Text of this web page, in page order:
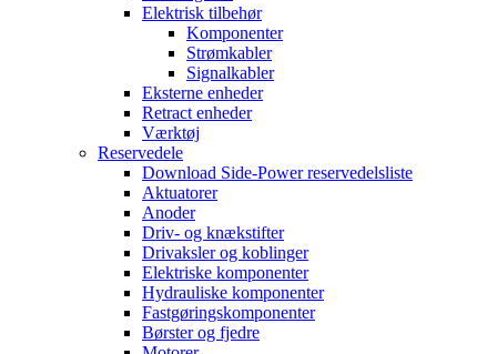
Elektrisk tilbehør
Komponenter
Strømkabler
Signalkabler
Eksterne enheder
Retract enheder
Værktøj
Reservedele
Download Side-Power reservedelsliste
Aktuatorer
Anoder
Driv- og knækstifter
Drivaksler og koblinger
Elektriske komponenter
Hydrauliske komponenter
Fastgøringskomponenter
Børster og fjedre